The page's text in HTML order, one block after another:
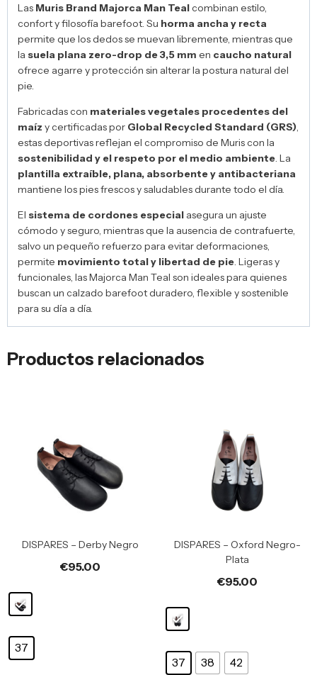
Las Muris Brand Majorca Man Tealcombinan estilo,
confort y filosofía barefoot. Su horma ancha y recta
permite que los dedos se muevan libremente, mientras que
la suela plana zero-drop de 3,5 mm en caucho natural
ofrece agarre y protección sin alterar la postura natural del
pie.
Fabricadas con materiales vegetales procedentes del
maíz y certificadas por Global Recycled Standard (GRS),
estas deportivas reflejan el compromiso de Muris con la
sostenibilidad y el respeto por el medio ambiente. La
plantilla extraíble, plana, absorbente y antibacteriana
mantiene los pies frescos y saludables durante todo el día.
El sistema de cordones especial asegura un ajuste
cómodo y seguro, mientras que la ausencia de contrafuerte,
salvo un pequeño refuerzo para evitar deformaciones,
permite movimiento total y libertad de pie. Ligeras y
funcionales, las Majorca Man Teal son ideales para quienes
buscan un calzado barefoot duradero, flexible y sostenible
para su día a día.
Productos relacionados
DISPARES – Derby Negro
€95.00
37
DISPARES – Oxford Negro-
Plata
€95.00
37 38 42